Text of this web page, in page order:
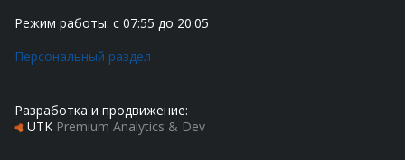
Режим работы: с 07:55 до 20:05
Персональный раздел
Разработка и продвижение:
UTK Premium Analytics & Dev